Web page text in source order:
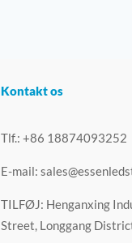
Kontakt os
Tlf.: +86 18874093252
E-mail:
TILFØJ: Henganxing
Street, Longgang